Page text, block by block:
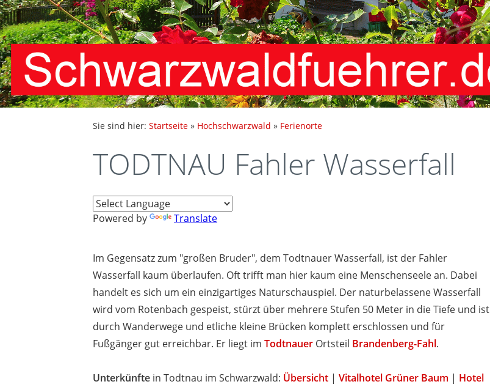
Sie sind hier: Startseite » Hochschwarzwald » Ferienorte
TODTNAU Fahler Wasserfall
Powered by Translate
Im Gegensatz zum "großen Bruder", dem Todtnauer Wasserfall, ist der Fahler
Wasserfall kaum überlaufen. Oft trifft man hier kaum eine Menschenseele an. Dabei
handelt es sich um ein einzigartiges Naturschauspiel. Der naturbelassene Wasserfall
wird vom Rotenbach gespeist, stürzt über mehrere Stufen 50 Meter in die Tiefe und ist
durch Wanderwege und etliche kleine Brücken komplett erschlossen und für
Fußgänger gut erreichbar. Er liegt im Todtnauer Ortsteil Brandenberg-Fahl.
Unterkünfte in Todtnau im Schwarzwald: Übersicht | Vitalhotel Grüner Baum | Hotel